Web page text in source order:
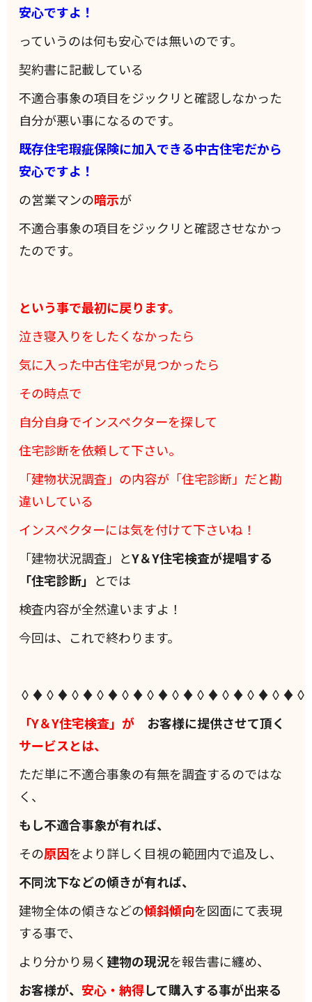
安心ですよ！
っていうのは何も安心では無いのです。
契約書に記載している
不適合事象の項目をジックリと確認しなかった
自分が悪い事になるのです。
既存住宅瑕疵保険に加入できる中古住宅だから
安心ですよ！
の営業マンの暗示が
不適合事象の項目をジックリと確認させなかっ
たのです。
という事で最初に戻ります。
泣き寝入りをしたくなかったら
気に入った中古住宅が見つかったら
その時点で
自分自身でインスペクターを探して
住宅診断を依頼して下さい。
「建物状況調査」の内容が「住宅診断」だと勘
違いしている
インスペクターには気を付けて下さいね！
「建物状況調査」とY＆Y住宅検査が提唱する
「住宅診断」 とでは
検査内容が全然違いますよ！
今回は、これで終わります。
「Y＆Y住宅検査」が お客様に提供させて頂く
サービスとは、
ただ単に不適合事象の有無を調査するのではな
く、
もし不適合事象が有れば、
その原因をより詳しく目視の範囲内で追及し、
不同沈下などの傾きが有れば、
建物全体の傾きなどの傾斜傾向を図面にて表現
する事で、
より分かり易く 建物の現況を報告書に纏め、
お客様が、 安心・納得して購入する事が出来る